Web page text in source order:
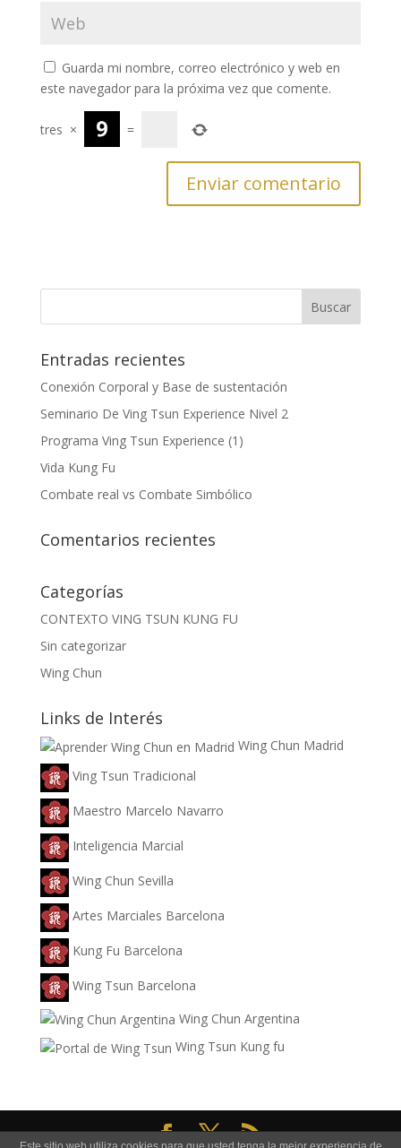
Guarda mi nombre, correo electrónico y web en
este navegador para la próxima vez que comente.
tres × =
Entradas recientes
Conexión Corporal y Base de sustentación
Seminario De Ving Tsun Experience Nivel 2
Programa Ving Tsun Experience (1)
Vida Kung Fu
Combate real vs Combate Simbólico
Comentarios recientes
Categorías
CONTEXTO VING TSUN KUNG FU
Sin categorizar
Wing Chun
Links de Interés
Wing Chun Madrid
Ving Tsun Tradicional
Maestro Marcelo Navarro
Inteligencia Marcial
Wing Chun Sevilla
Artes Marciales Barcelona
Kung Fu Barcelona
Wing Tsun Barcelona
Wing Chun Argentina
Wing Tsun Kung fu